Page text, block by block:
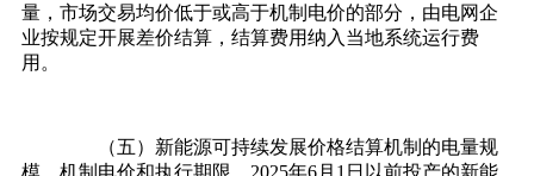
量，市场交易均价低于或高于机制电价的部分，由电网企
业按规定开展差价结算，结算费用纳入当地系统运行费
用。
（五）新能源可持续发展价格结算机制的电量规